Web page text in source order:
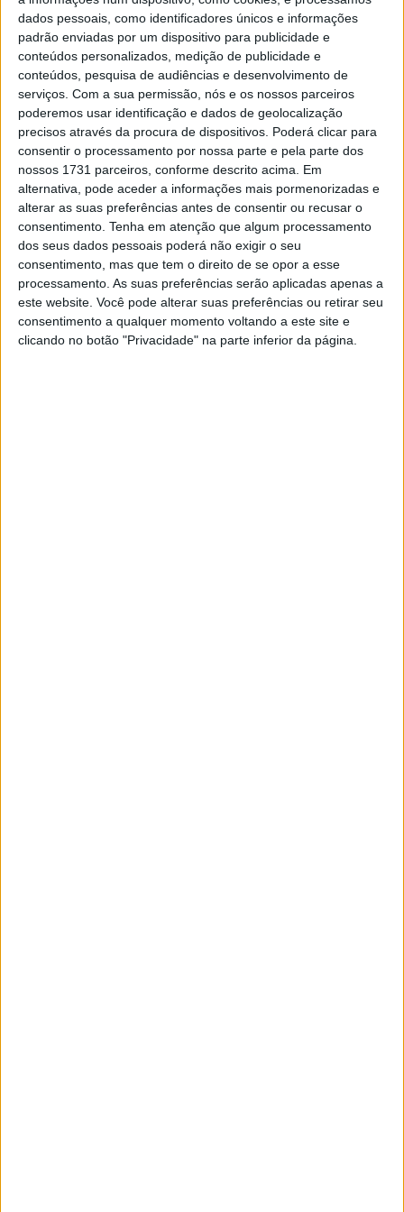
dados pessoais, como identificadores únicos e informações
padrão enviadas por um dispositivo para publicidade e
conteúdos personalizados, medição de publicidade e
conteúdos, pesquisa de audiências e desenvolvimento de
serviços. Com a sua permissão, nós e os nossos parceiros
poderemos usar identificação e dados de geolocalização
precisos através da procura de dispositivos. Poderá clicar para
consentir o processamento por nossa parte e pela parte dos
nossos 1731 parceiros, conforme descrito acima. Em
alternativa, pode aceder a informações mais pormenorizadas e
alterar as suas preferências antes de consentir ou recusar o
consentimento. Tenha em atenção que algum processamento
dos seus dados pessoais poderá não exigir o seu
consentimento, mas que tem o direito de se opor a esse
processamento. As suas preferências serão aplicadas apenas a
este website. Você pode alterar suas preferências ou retirar seu
consentimento a qualquer momento voltando a este site e
clicando no botão "Privacidade" na parte inferior da página.
pilotos que a partir da 11h da manhã vão dar um grande
espetáculo habitual, como são sempre as corridas de
Moto3.